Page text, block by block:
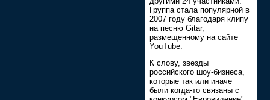
Группа стала популярной в
2007 году благодаря клипу
на песню Gitar,
размещенному на сайте
YouTube.
К слову, звезды
российского шоу-бизнеса,
которые так или иначе
были когда-то связаны с